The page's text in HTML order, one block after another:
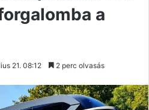
a
21. 08:12 2 perc olvasás